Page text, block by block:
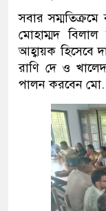
সবার সম্মতিক্রমে
মোহাম্মদ বিলাল
আহ্বায়ক হিসেবে
রাণি দেও
পালন করবেন